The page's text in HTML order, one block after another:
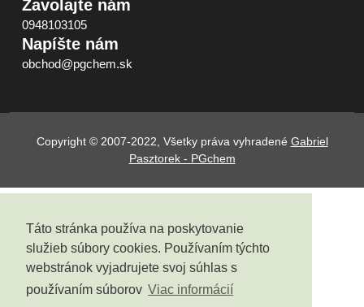
Táto stránka používa na poskytovanie
služieb súbory cookies. Používaním týchto
webstránok vyjadrujete svoj súhlas s
používaním súborov Viac informácií
Zavolajte nám
0948103105
Napíšte nám
obchod@pgchem.sk
Copyright © 2007-2022, Všetky práva vyhradené Gabriel
Pasztorek - PGchem